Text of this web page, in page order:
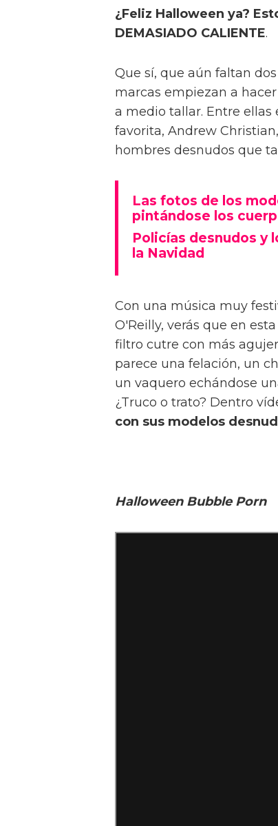
¿Feliz Halloween ya?
DEMASIADO CALIENTE.
Que sí, que aún faltan
marcas empiezan a
a medio tallar. Entre
favorita, Andrew
hombres desnudos que
Las fotos de los
pintándose los
Policías desnudos y
la Navidad
Con una música muy
O'Reilly, verás que en
filtro cutre con más
parece una felación, un
un vaquero echándose
¿Truco o trato? Dentro
con sus modelos
Halloween Bubble Porn